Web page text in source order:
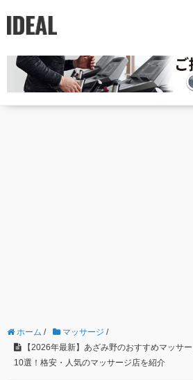
ホーム / マッサージ /
【2026年最新】あざみ野のおすすめマッサ
10選！格安・人気のマッサージ店を紹介